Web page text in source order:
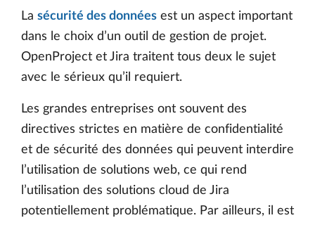
La sécurité des données est un aspect important
dans le choix d’un outil de gestion de projet.
OpenProject et Jira traitent tous deux le sujet
avec le sérieux qu’il requiert.
Les grandes entreprises ont souvent des
directives strictes en matière de confidentialité
et de sécurité des données qui peuvent interdire
l’utilisation de solutions web, ce qui rend
l’utilisation des solutions cloud de Jira
potentiellement problématique. Par ailleurs, il est